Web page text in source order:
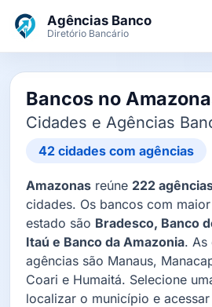
Agências Banco
Diretório Bancário
Bancos no
Cidades e Agências
42 cidades com agências
Amazonas reúne 222
cidades. Os bancos com
estado são Bradesco, Banco
Itaú e Banco da Amazonia. As
agências são Manaus,
Coari e Humaitá. Selecione
localizar o município e